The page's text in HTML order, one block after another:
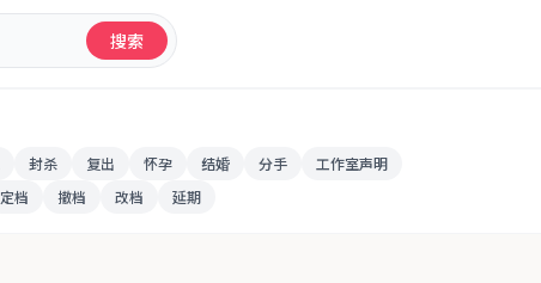
搜索
封杀 复出 怀孕 结婚 分手
工作室声明
定档 撤档 改档 延期